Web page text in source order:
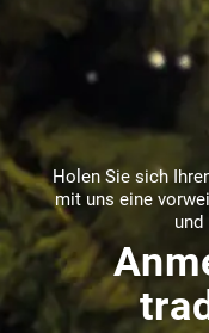
Holen Sie sich
mit uns eine
und